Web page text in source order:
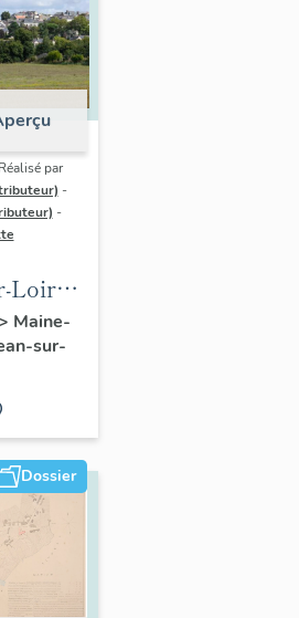
par
-
-
Loire :
la
Maine-
sur-
Dossier